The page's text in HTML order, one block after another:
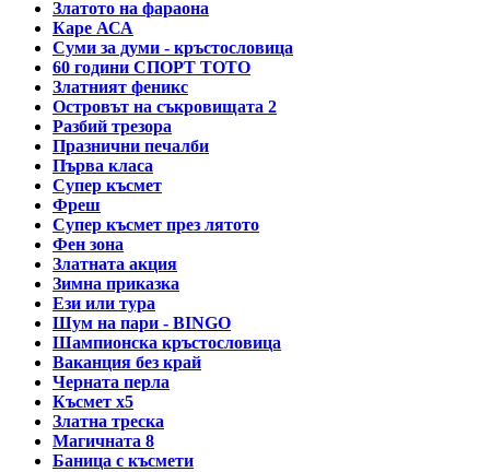
Златото на фараона
Каре АСА
Суми за думи - кръстословица
60 години СПОРТ ТОТО
Златният феникс
Островът на съкровищата 2
Разбий трезора
Празнични печалби
Първа класа
Супер късмет
Фреш
Супер късмет през лятото
Фен зона
Златната акция
Зимна приказка
Ези или тура
Шум на пари - BINGO
Шампионска кръстословица
Ваканция без край
Черната перла
Късмет х5
Златна треска
Магичната 8
Баница с късмети